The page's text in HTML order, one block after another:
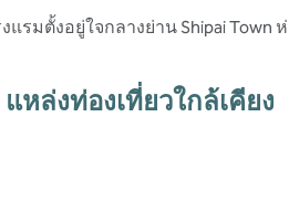
แรมตั้งอยู่ใจกลางย่าน Shipai Town
แหล่งท่องเที่ยวใกล้เคียง